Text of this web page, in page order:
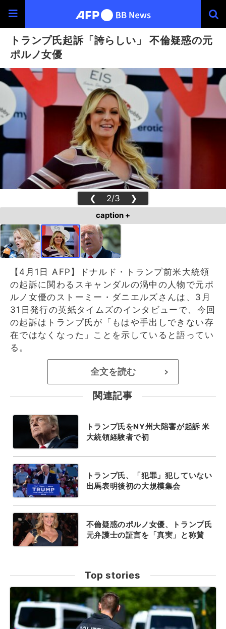
トランプ氏起訴「誇らしい」 不倫疑惑の元
ポルノ女優
❮ 2/3 ❯
caption +
【4月1日 AFP】ドナルド・トランプ前米大統領
の起訴に関わるスキャンダルの渦中の人物で元ポ
ルノ女優のストーミー・ダニエルズさんは、3月
31日発行の英紙タイムズのインタビューで、今回
の起訴はトランプ氏が「もはや手出しできない存
在ではなくなった」ことを示していると語ってい
る。
全文を読む >
関連記事
トランプ氏をNY州大陪審が起訴 米
大統領経験者で初
トランプ氏、「犯罪」犯していない
出馬表明後初の大規模集会
不倫疑惑のポルノ女優、トランプ氏
元弁護士の証言を「真実」と称賛
Top stories